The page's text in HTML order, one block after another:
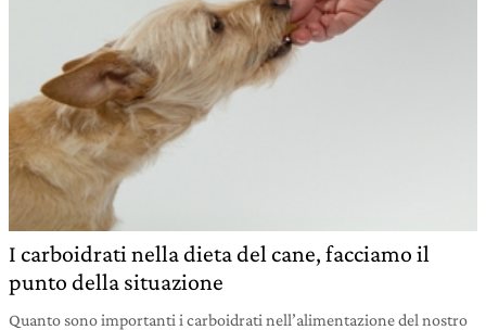
I carboidrati nella dieta del cane, facciamo il
punto della situazione
Quanto sono importanti i carboidrati nell’alimentazione del nostro